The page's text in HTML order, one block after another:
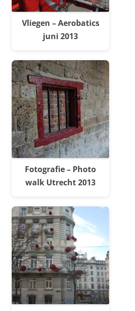
Vliegen – Aerobatics
juni 2013
Fotografie – Photo
walk Utrecht 2013